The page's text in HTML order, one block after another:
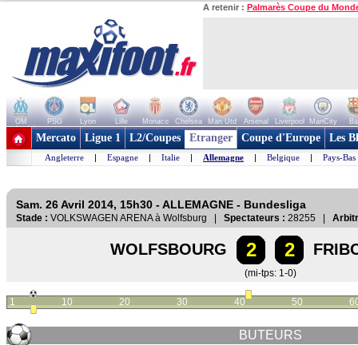
A retenir : Palmarès Coupe du
OM PSG Lyon Lille Monaco Chelsea Man Utd Arsenal Liverpool ManCity
+ de clubs
Mercato Ligue 1 L2/Coupes Etranger Coupe d'Europe Les
Angleterre | Espagne | Italie | Allemagne | Belgique | Pays-Bas
Sam. 26 Avril 2014, 15h30 - ALLEMAGNE - Bundesliga
Stade : VOLKSWAGEN ARENA à Wolfsburg | Spectateurs : 28255 |
WOLFSBOURG 2 2
(mi-tps: 1-0)
1 10 20 30 40 50
BUTEURS